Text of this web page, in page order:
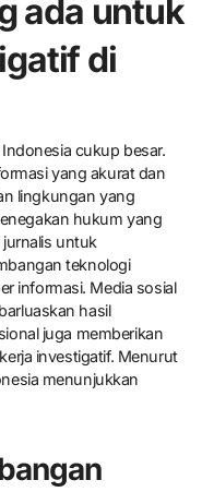
ada untuk
di
cukup besar.
yang akurat dan
lingkungan yang
hukum yang
untuk
teknologi
informasi. Media sosial
hasil
juga memberikan
investigatif. Menurut
menunjukkan